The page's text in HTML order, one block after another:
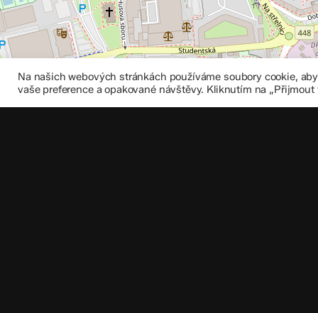
Na našich webových stránkách používáme soubory cookie,
vaše preference a opakované návštěvy. Kliknutím na